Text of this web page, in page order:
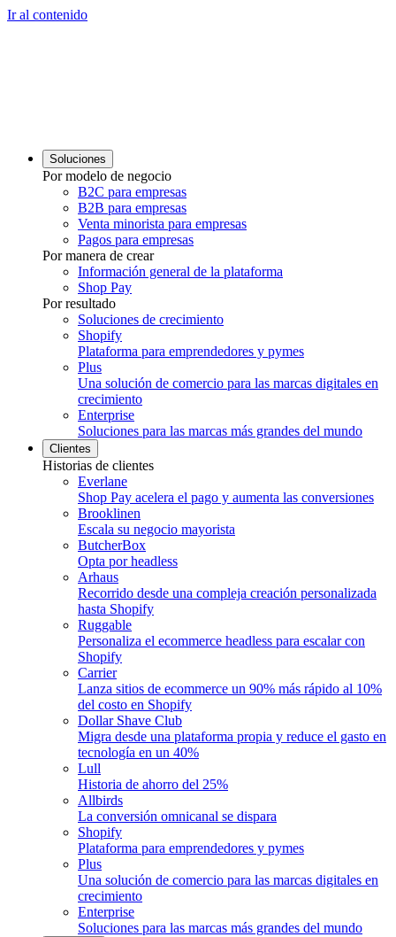
Ir al contenido
Soluciones
Por modelo de negocio
B2C para empresas
B2B para empresas
Venta minorista para empresas
Pagos para empresas
Por manera de crear
Información general de la plataforma
Shop Pay
Por resultado
Soluciones de crecimiento
Shopify
Plataforma para emprendedores y pymes
Plus
Una solución de comercio para las marcas digitales en
crecimiento
Enterprise
Soluciones para las marcas más grandes del mundo
Clientes
Historias de clientes
Everlane
Shop Pay acelera el pago y aumenta las conversiones
Brooklinen
Escala su negocio mayorista
ButcherBox
Opta por headless
Arhaus
Recorrido desde una compleja creación personalizada
hasta Shopify
Ruggable
Personaliza el ecommerce headless para escalar con
Shopify
Carrier
Lanza sitios de ecommerce un 90% más rápido al 10%
del costo en Shopify
Dollar Shave Club
Migra desde una plataforma propia y reduce el gasto en
tecnología en un 40%
Lull
Historia de ahorro del 25%
Allbirds
La conversión omnicanal se dispara
Shopify
Plataforma para emprendedores y pymes
Plus
Una solución de comercio para las marcas digitales en
crecimiento
Enterprise
Soluciones para las marcas más grandes del mundo